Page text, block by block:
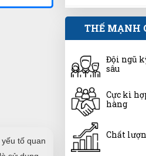
tố quan
MT
Minh
(Đánh giá 1
Được người quen
dịch vụ ok. Nên
PV
(Đánh giá 1
THẾ MẠNH
Đội ngũ
sâu
Cực kì
hàng
Chất